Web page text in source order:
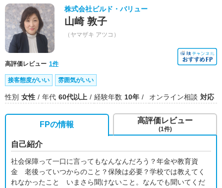
株式会社ビルド・バリュー
山崎 敦子
（ヤマザキ アツコ）
高評価レビュー 1件
接客態度がいい 雰囲気がいい
性別 女性 年代 60代以上 経験年数 10年 オンライン相談 対応
FPの情報
自己紹介
社会保障って一口に言ってもなんなんだろう？年金や教育資
金 老後っていつからのこと？保険は必要？学校では教えてく
れなかったこと いまさら聞けないこと。なんでも聞いてくだ
高評価レビュー
(1件)